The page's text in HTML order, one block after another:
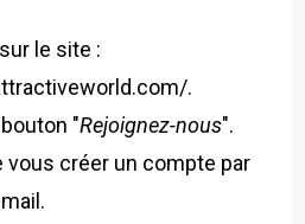
le site :
.
"Rejoignez-nous".
vous créer un compte par